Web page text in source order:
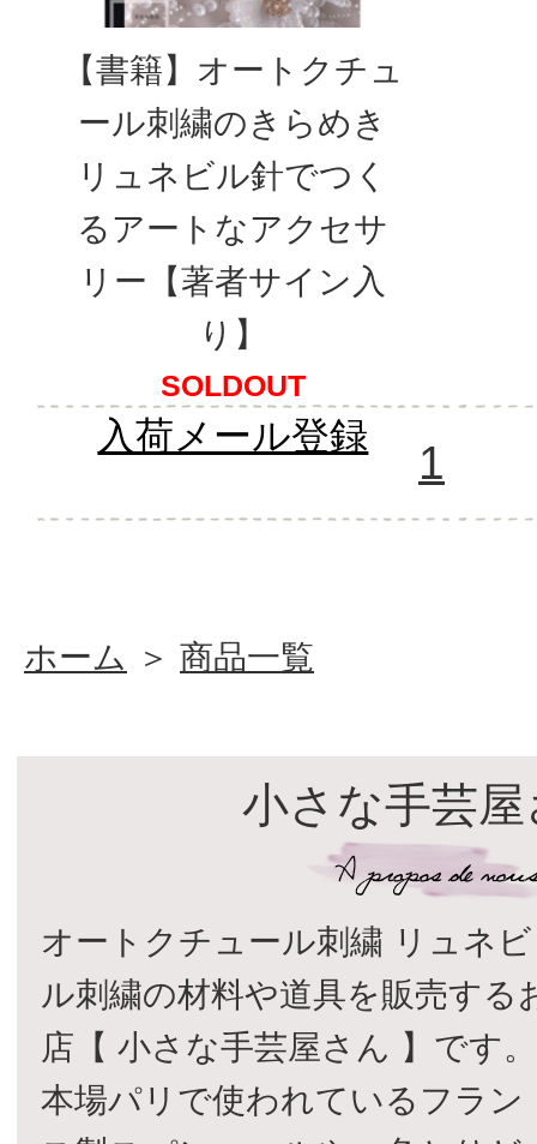
【書籍】オートクチュ
ール刺繍のきらめき
リュネビル針でつく
るアートなアクセサ
リー【著者サイン入
り】
SOLDOUT
入荷メール登録
1
ホーム ＞ 商品一覧
小さな手芸
オートクチュール刺繍 リュネビ
ル刺繍の材料や道具を販売する
店【 小さな手芸屋さん 】です。
本場パリで使われているフラン